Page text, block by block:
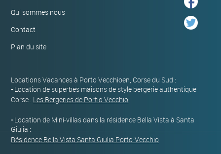
Qui sommes nous
Contact
Plan du site
Locations Vacances à Porto Vecchioen, Corse du Sud :
-Location de superbes maisons de style bergerie authentique
Corse : Les Bergeries de Portio Vecchio
-Location de Mini-villas dans la résidence Bella Vista à Santa
Giulia :
Résidence Bella Vista Santa Giulia Porto-Vecchio